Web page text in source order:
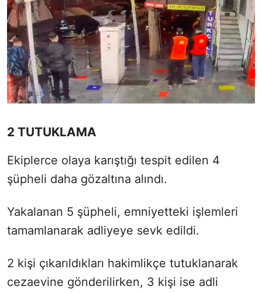
2 TUTUKLAMA
Ekiplerce olaya karıştığı tespit edilen 4
şüpheli daha gözaltına alındı.
Yakalanan 5 şüpheli, emniyetteki işlemleri
tamamlanarak adliyeye sevk edildi.
2 kişi çıkarıldıkları hakimlikçe tutuklanarak
cezaevine gönderilirken, 3 kişi ise adli